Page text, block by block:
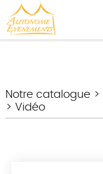
Notre catalogue>
> Vidéo